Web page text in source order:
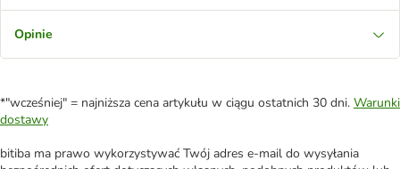
Opinie
*"wcześniej" = najniższa cena artykułu w ciągu ostatnich 30 dni. Warunki
dostawy
bitiba ma prawo wykorzystywać Twój adres e-mail do wysyłania